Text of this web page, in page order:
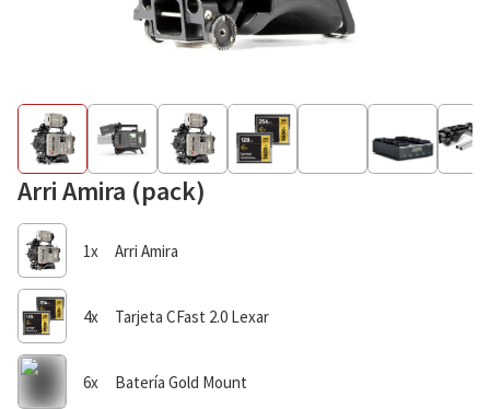
Como alquilar
Sobre nosotros
Arri Amira (pack)